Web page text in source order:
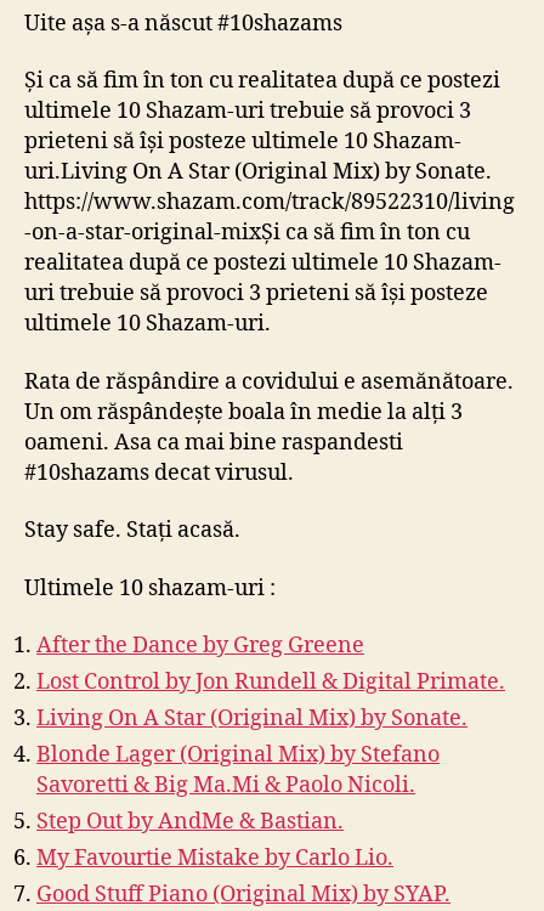
Uite așa s-a născut #10shazams
Și ca să fim în ton cu realitatea după ce postezi
ultimele 10 Shazam-uri trebuie să provoci 3
prieteni să își posteze ultimele 10 Shazam-
uri.Living On A Star (Original Mix) by Sonate.
https://www.shazam.com/track/89522310/living
-on-a-star-original-mixȘi ca să fim în ton cu
realitatea după ce postezi ultimele 10 Shazam-
uri trebuie să provoci 3 prieteni să își posteze
ultimele 10 Shazam-uri.
Rata de răspândire a covidului e asemănătoare.
Un om răspândește boala în medie la alți 3
oameni. Asa ca mai bine raspandesti
#10shazams decat virusul.
Stay safe. Stați acasă.
Ultimele 10 shazam-uri :
After the Dance by Greg Greene
Lost Control by Jon Rundell & Digital Primate.
Living On A Star (Original Mix) by Sonate.
Blonde Lager (Original Mix) by Stefano
Savoretti & Big Ma.Mi & Paolo Nicoli.
Step Out by AndMe & Bastian.
My Favourtie Mistake by Carlo Lio.
Good Stuff Piano (Original Mix) by SYAP.